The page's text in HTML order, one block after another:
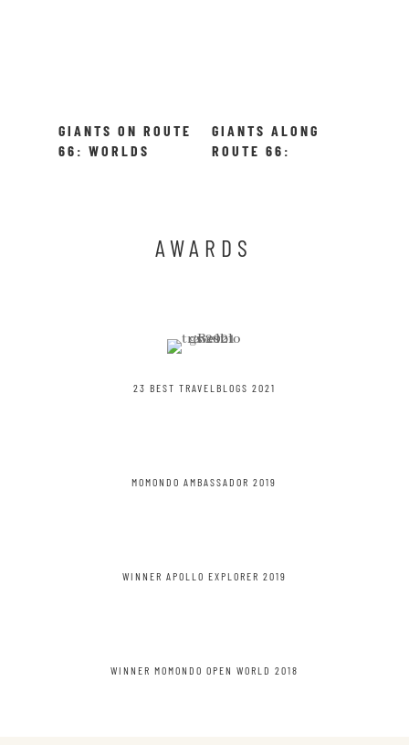
GIANTS ON ROUTE
66: WORLDS
GIANTS ALONG
ROUTE 66:
AWARDS
23 BEST TRAVELBLOGS 2021
MOMONDO AMBASSADOR 2019
WINNER APOLLO EXPLORER 2019
WINNER MOMONDO OPEN WORLD 2018